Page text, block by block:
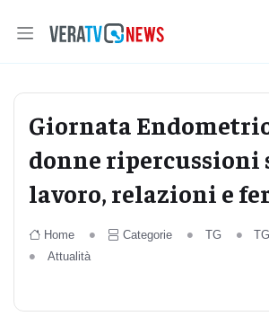
Giornata
donne ripercussioni
lavoro, relazioni e
Home Categorie TG
Attualità